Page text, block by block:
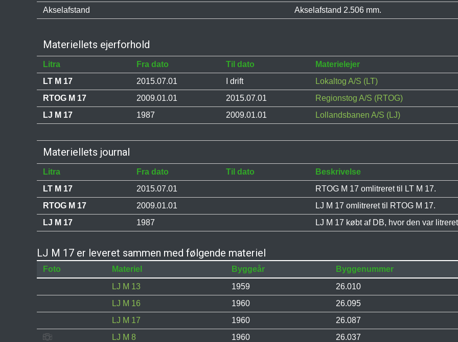
Akselafstand
Akselafstand 2.506 mm.
Materiellets ejerforhold
Litra Fra dato Til dato
Materielejer
LT M 17
2015.07.01 I drift
Lokaltog A/S (LT)
RTOG M 17
2009.01.01 2015.07.01
Regionstog A/S (RTOG)
LJ M 17
1987 2009.01.01 Lollandsbanen A/S (LJ)
Materiellets journal
Litra Fra dato Til dato
Beskrivelse
LT M 17
2015.07.01
RTOG M 17 omlitreret til LT M 17.
RTOG M 17
2009.01.01
LJ M 17 omlitreret til RTOG M 17.
LJ M 17
1987 LJ M 17 købt af DB, hvor den var
LJ M 17 er leveret sammen med følgende materiel
Foto Materiel Byggeår
Byggenummer
LJ M 13
1959
26.010
LJ M 16
1960
26.095
LJ M 17
1960
26.087
LJ M 8
1960
26.037